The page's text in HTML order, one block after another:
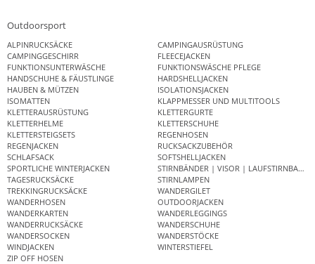
Outdoorsport
ALPINRUCKSÄCKE
CAMPINGAUSRÜSTUNG
CAMPINGGESCHIRR
FLEECEJACKEN
FUNKTIONSUNTERWÄSCHE
FUNKTIONSWÄSCHE PFLEGE
HANDSCHUHE & FÄUSTLINGE
HARDSHELLJACKEN
HAUBEN & MÜTZEN
ISOLATIONSJACKEN
ISOMATTEN
KLAPPMESSER UND MULTITOOLS
KLETTERAUSRÜSTUNG
KLETTERGURTE
KLETTERHELME
KLETTERSCHUHE
KLETTERSTEIGSETS
REGENHOSEN
REGENJACKEN
RUCKSACKZUBEHÖR
SCHLAFSACK
SOFTSHELLJACKEN
SPORTLICHE WINTERJACKEN
STIRNBÄNDER | VISOR | LAUFSTIRNBAND
TAGESRUCKSÄCKE
STIRNLAMPEN
TREKKINGRUCKSÄCKE
WANDERGILET
WANDERHOSEN
OUTDOORJACKEN
WANDERKARTEN
WANDERLEGGINGS
WANDERRUCKSÄCKE
WANDERSCHUHE
WANDERSOCKEN
WANDERSTÖCKE
WINDJACKEN
WINTERSTIEFEL
ZIP OFF HOSEN